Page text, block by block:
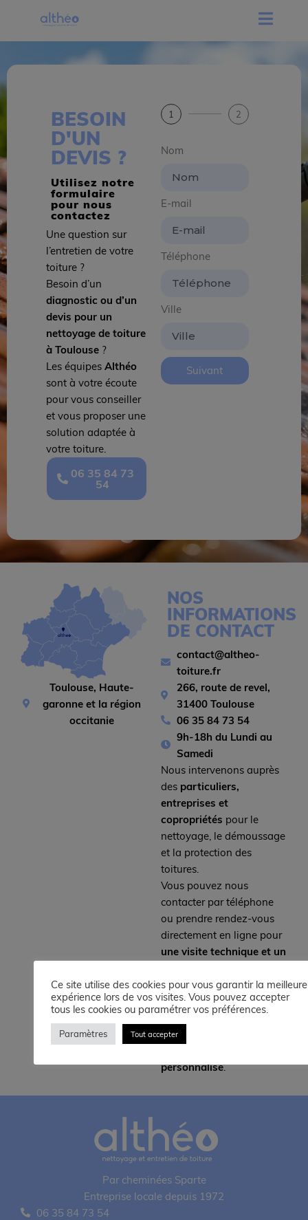
BESOIN
D'UN
DEVIS ?
Utilisez notre
formulaire
pour nous
contactez
Une question sur
l’entretien de votre
toiture ?
Besoin d’un
diagnostic ou d’un
devis pour un
nettoyage de toiture
à Toulouse ?
Les équipes Althéo
sont à votre écoute
pour vous conseiller
et vous proposer une
solution adaptée à
votre toiture.
06 35 84 73
54
1 2
Nom
E-mail
Téléphone
Ville
Suivant
Toulouse, Haute-
garonne et la région
occitanie
NOS
INFORMATIONS
DE CONTACT
contact@altheo-
toiture.fr
266, route de revel,
31400 Toulouse
06 35 84 73 54
9h-18h du Lundi au
Samedi
Nous intervenons auprès
des particuliers,
entreprises et
copropriétés pour le
nettoyage, le démoussage
et la protection des
toitures.
Vous pouvez nous
contacter par téléphone
ou prendre rendez-vous
directement en ligne pour
une visite technique et un
équipe vous répond
rapidement afin de
évaluer l’état de votre
toiture et vous proposer
personnalisé.
Par cheminées Sparte
Entreprise locale depuis 1972
06 35 84 73 54
Ce site utilise des cookies pour vous garantir la meilleure
expérience lors de vos visites. Vous pouvez accepter
tous les cookies ou paramétrer vos préférences.
Paramètres Tout accepter